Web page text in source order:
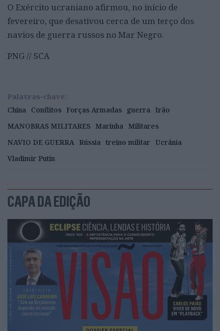
O Exército ucraniano afirmou, no início de
fevereiro, que desativou cerca de um terço dos
navios de guerra russos no Mar Negro.
PNG // SCA
Palavras-chave:
China Conflitos Forças Armadas guerra Irão
MANOBRAS MILITARES Marinha Militares
NAVIO DE GUERRA Rússia treino militar
Ucrânia
Vladimir Putin
CAPA DA EDIÇÃO